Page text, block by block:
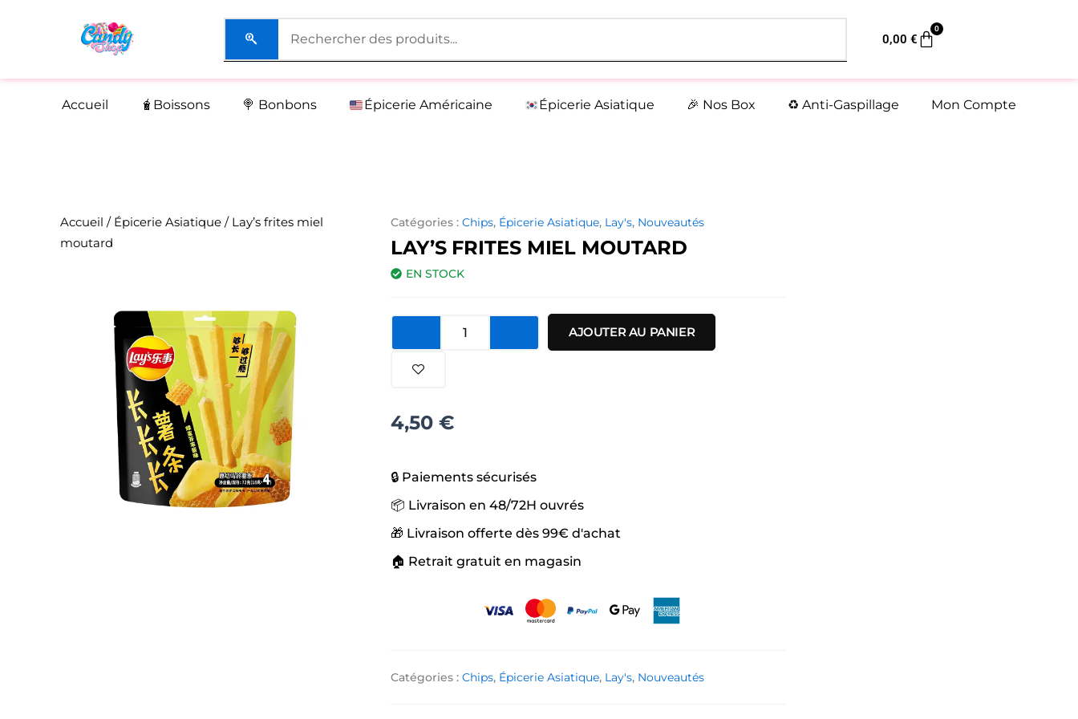
0,00€
0
Panier
Accueil 🧋Boissons 🍭 Bonbons Épicerie Américaine Épicerie Asiatique 🎉 Nos Box ♻️ Anti-Gaspillage Mon Compte
Accueil / Épicerie Asiatique / Lay’s frites miel
moutard
Catégories : Chips, Épicerie Asiatique, Lay's, Nouveautés
LAY’S FRITES MIEL MOUTARD
EN STOCK
quantité
AJOUTER AU PANIER
4,50 €
🔒 Paiements sécurisés
📦 Livraison en 48/72H ouvrés
🎁 Livraison offerte dès 99€ d'achat
🏠 Retrait gratuit en magasin
Catégories : Chips, Épicerie Asiatique, Lay's, Nouveautés